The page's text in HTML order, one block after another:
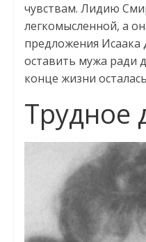
чувствам. Лидию
легкомысленной, а
предложения Исаака
оставить мужа ради
конце жизни
Трудное